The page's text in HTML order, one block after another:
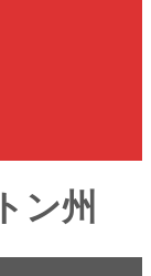
ン州